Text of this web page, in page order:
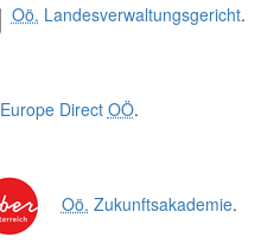
Oö. Landesverwaltungsgericht.
Europe Direct OÖ.
Oö. Zukunftsakademie.